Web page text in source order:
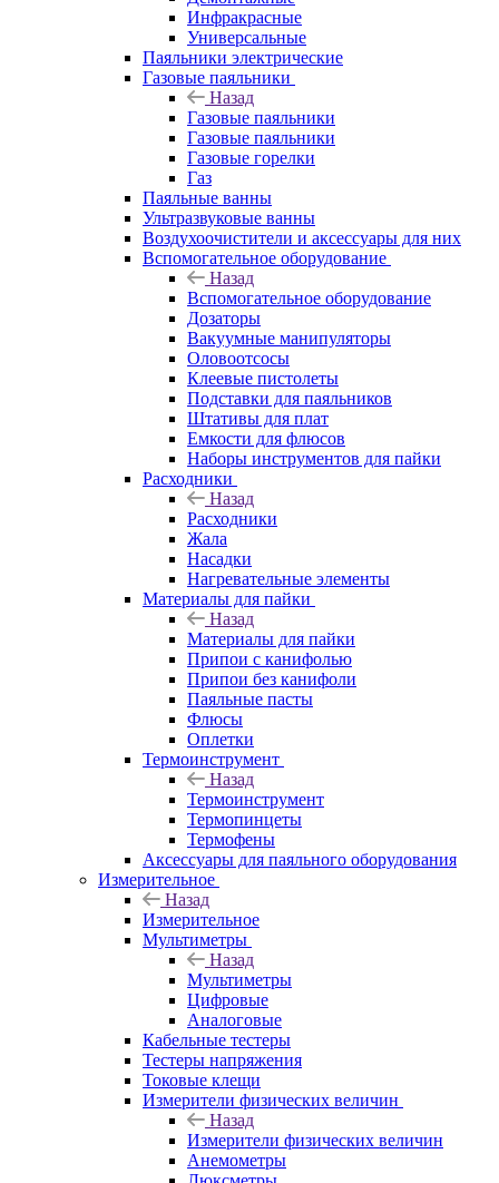
Инфракрасные
Универсальные
Паяльники электрические
Газовые паяльники
Назад
Газовые паяльники
Газовые паяльники
Газовые горелки
Газ
Паяльные ванны
Ультразвуковые ванны
Воздухоочистители и аксессуары для них
Вспомогательное оборудование
Назад
Вспомогательное оборудование
Дозаторы
Вакуумные манипуляторы
Оловоотсосы
Клеевые пистолеты
Подставки для паяльников
Штативы для плат
Емкости для флюсов
Наборы инструментов для пайки
Расходники
Назад
Расходники
Жала
Насадки
Нагревательные элементы
Материалы для пайки
Назад
Материалы для пайки
Припои с канифолью
Припои без канифоли
Паяльные пасты
Флюсы
Оплетки
Термоинструмент
Назад
Термоинструмент
Термопинцеты
Термофены
Аксессуары для паяльного оборудования
Измерительное
Назад
Измерительное
Мультиметры
Назад
Мультиметры
Цифровые
Аналоговые
Кабельные тестеры
Тестеры напряжения
Токовые клещи
Измерители физических величин
Назад
Измерители физических величин
Анемометры